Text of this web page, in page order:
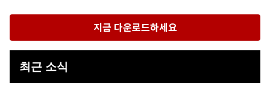
지금 다운로드하세요
최근 소식